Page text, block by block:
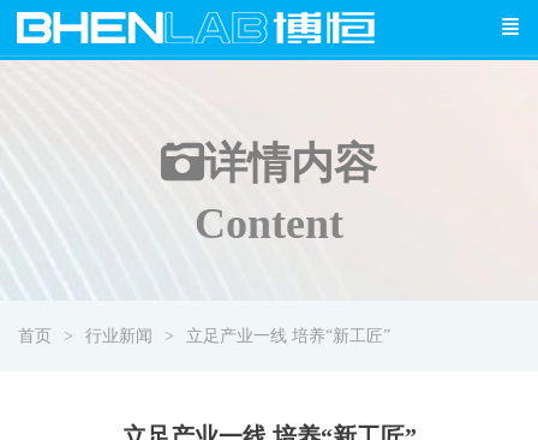
详情内容
Content
首页 行业新闻 立足产业一线 培养“新工匠”